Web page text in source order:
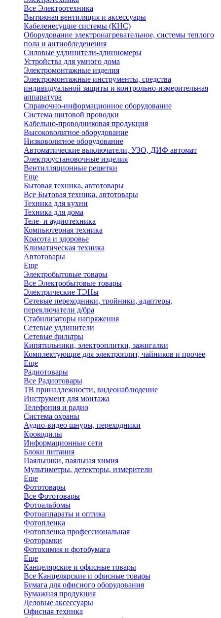
Все Электротехника
Вытяжная вентиляция и аксессуары
Кабеленесущие системы (КНС)
Оборудование электронагревательное, системы теплого
пола и антиобледенения
Силовые удлинители-длинномеры
Устройства для умного дома
Электромонтажные изделия
Электромонтажные инструменты, средства
индивидуальной защиты и контрольно-измерительная
аппаратура
Справочно-информационное оборудование
Система щитовой проводки
Кабельно-проводниковая продукция
Высоковольтное оборудование
Низковольтное оборудование
Автоматические выключатели, УЗО, ДИФ автомат
Электроустановочные изделия
Вентилляционные решетки
Еще
Бытовая техника, автотовары
Все Бытовая техника, автотовары
Техника для кухни
Техника для дома
Теле- и аудиотехника
Компьютерная техника
Красота и здоровье
Климатическая техника
Автотовары
Еще
Электробытовые товары
Все Электробытовые товары
Электрические ТЭНы
Сетевые переходники, тройники, адаптеры,
переключатели д/бра
Стабилизаторы напряжения
Сетевые удлинители
Сетевые фильтры
Кипятильники, электроплитки, зажигалки
Комплектующие для электроплит, чайников и прочее
Еще
Радиотовары
Все Радиотовары
ТВ принадлежности, видеонаблюдение
Инструмент для монтажа
Телефония и радио
Система охраны
Аудио-видео шнуры, переходники
Крокодилы
Информационные сети
Блоки питания
Паяльники, паяльная химия
Мультиметры, детекторы, измерители
Еще
Фототовары
Все Фототовары
Фотоальбомы
Фотоаппараты и оптика
Фотопленка
Фотопленка профессиональная
Фоторамки
Фотохимия и фотобумага
Еще
Канцелярские и офисные товары
Все Канцелярские и офисные товары
Бумага для офисного оборудования
Бумажная продукция
Деловые аксессуары
Офисная техника